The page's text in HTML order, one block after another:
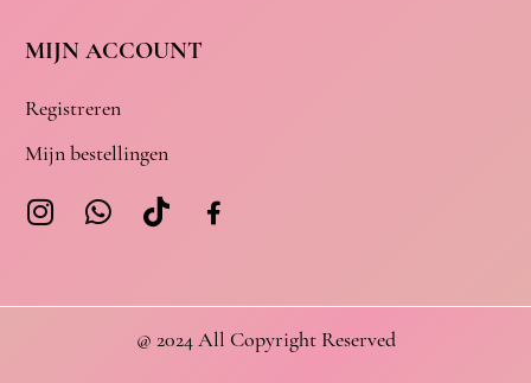
MIJN ACCOUNT
Registreren
Mijn bestellingen
@ 2024 All Copyright Reserved